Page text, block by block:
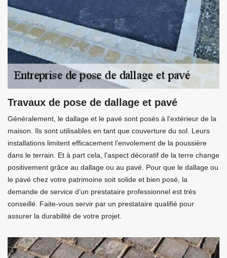
Travaux de pose de dallage et pavé
Généralement, le dallage et le pavé sont posés à l’extérieur de la
maison. Ils sont utilisables en tant que couverture du sol. Leurs
installations limitent efficacement l’envolement de la poussière
dans le terrain. Et à part cela, l’aspect décoratif de la terre change
positivement grâce au dallage ou au pavé. Pour que le dallage ou
le pavé chez votre patrimoine soit solide et bien posé, la
demande de service d’un prestataire professionnel est très
conseillé. Faite-vous servir par un prestataire qualifié pour
assurer la durabilité de votre projet.